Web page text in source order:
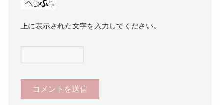
上に表示された文字を入力してください。